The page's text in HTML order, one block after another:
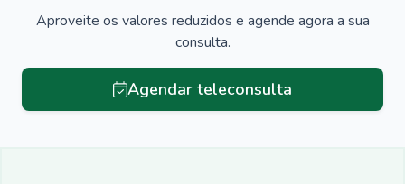
Aproveite os valores reduzidos e agende agora a sua
consulta.
Agendar teleconsulta